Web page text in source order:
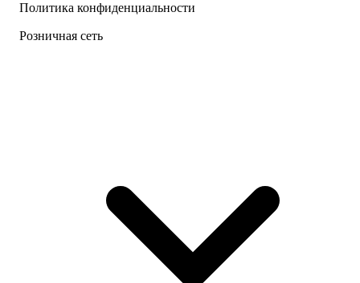
Политика конфиденциальности
Розничная сеть